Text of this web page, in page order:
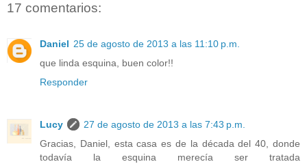
17 comentarios:
Daniel 25 de agosto de 2013 a las 11:10 p.m.
que linda esquina, buen color!!
Responder
Lucy
27 de agosto de 2013 a las 7:43 p.m.
Gracias, Daniel, esta casa es de la década del 40, donde
todavía la esquina merecía ser tratada